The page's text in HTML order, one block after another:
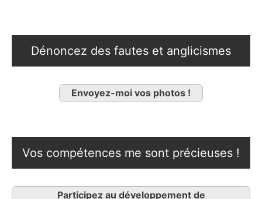
Dénoncez des fautes et anglicismes
Envoyez-moi vos photos !
Vos compétences me sont précieuses !
Participez au développement de